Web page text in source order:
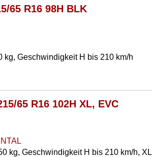
65 R16 98H BLK
kg, Geschwindigkeit H bis 210 km/h
65 R16 102H XL, EVC
kg, Geschwindigkeit H bis 210 km/h, XL